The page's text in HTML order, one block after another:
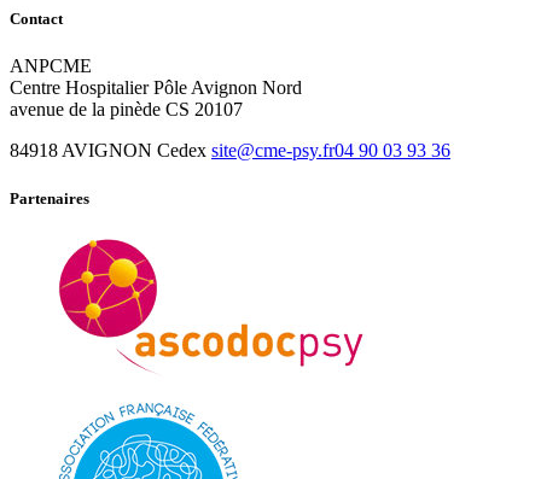
Contact
ANPCME
Centre Hospitalier Pôle Avignon Nord
avenue de la pinède CS 20107
84918 AVIGNON Cedex site@cme-psy.fr04 90 03 93 36
Partenaires